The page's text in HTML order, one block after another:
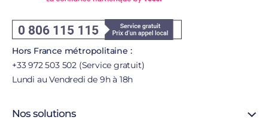
Hors France métropolitaine :
+33 972 503 502 (Service gratuit)
Lundi au Vendredi de 9h à 18h
Nos solutions